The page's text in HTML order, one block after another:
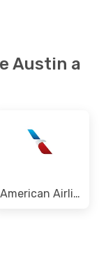
Austin a
American Airlines